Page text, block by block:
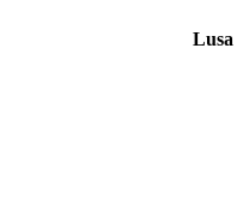
Lusa